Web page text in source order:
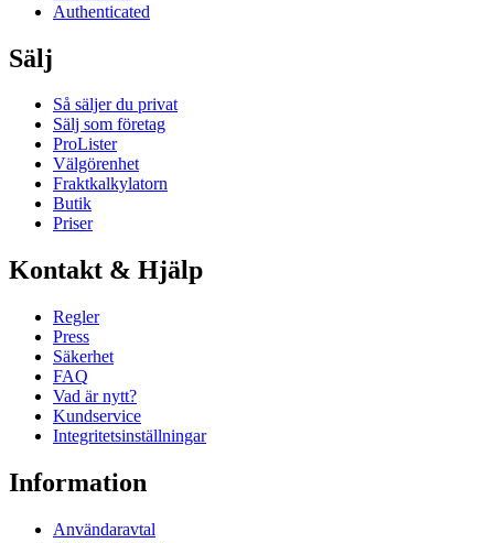
Authenticated
Sälj
Så säljer du privat
Sälj som företag
ProLister
Välgörenhet
Fraktkalkylatorn
Butik
Priser
Kontakt & Hjälp
Regler
Press
Säkerhet
FAQ
Vad är nytt?
Kundservice
Integritetsinställningar
Information
Användaravtal